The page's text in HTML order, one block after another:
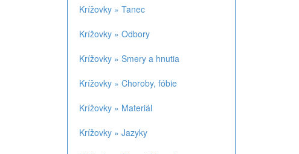
Krížovky » Tanec
Krížovky » Odbory
Krížovky » Smery a hnutia
Krížovky » Choroby, fóbie
Krížovky » Materiál
Krížovky » Jazyky